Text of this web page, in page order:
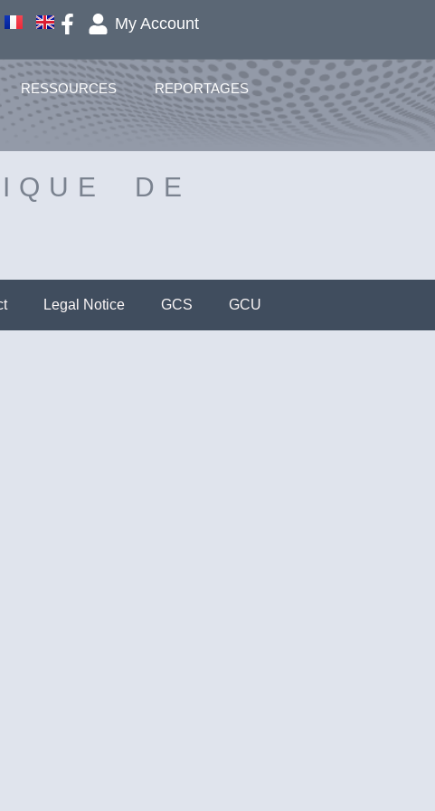
My Account
RESSOURCES REPORTAGES
DE
Legal Notice GCS GCU